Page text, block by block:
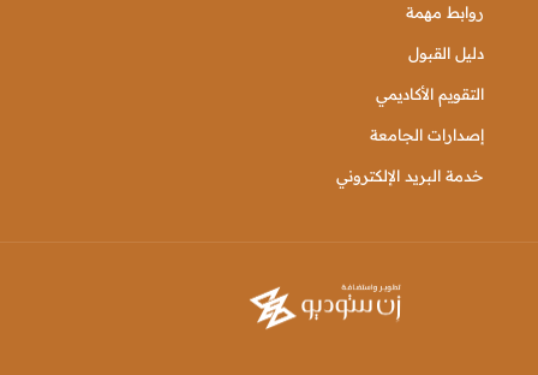
روابط مهمة
دليل القبول
التقويم الأكاديمي
إصدارات الجامعة
خدمة البريد الإلكتروني